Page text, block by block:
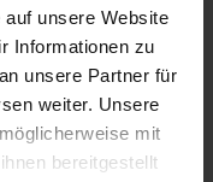
unsere Website
Informationen zu
unsere Partner für
weiter. Unsere
mit
bereitgestellt